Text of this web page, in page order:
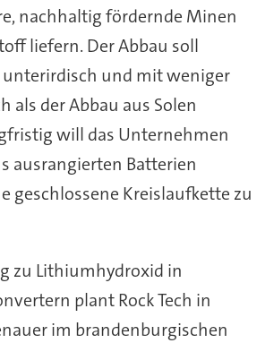
nachhaltig fördernde Minen
liefern. Der Abbau soll
und mit weniger
als der Abbau aus Solen
will das Unternehmen
ausrangierten Batterien
geschlossene Kreislaufkette zu
zu Lithiumhydroxid in
plant Rock Tech in
im brandenburgischen